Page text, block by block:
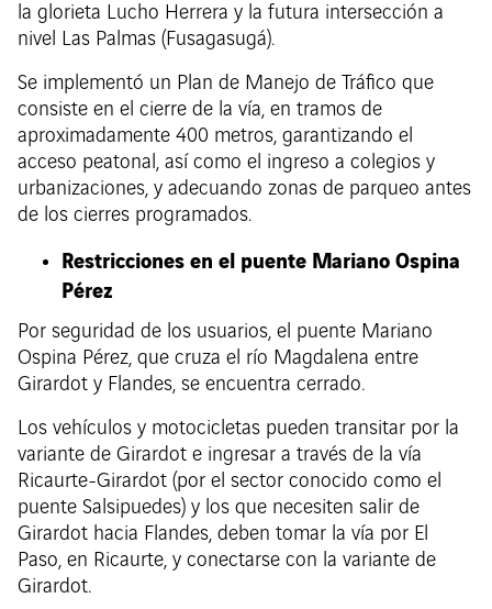
la glorieta Lucho Herrera y la futura intersección a
nivel Las Palmas (Fusagasugá).
Se implementó un Plan de Manejo de Tráfico que
consiste en el cierre de la vía, en tramos de
aproximadamente 400 metros, garantizando el
acceso peatonal, así como el ingreso a colegios y
urbanizaciones, y adecuando zonas de parqueo antes
de los cierres programados.
Restricciones en el puente Mariano Ospina
Pérez
Por seguridad de los usuarios, el puente Mariano
Ospina Pérez, que cruza el río Magdalena entre
Girardot y Flandes, se encuentra cerrado.
Los vehículos y motocicletas pueden transitar por la
variante de Girardot e ingresar a través de la vía
Ricaurte-Girardot (por el sector conocido como el
puente Salsipuedes) y los que necesiten salir de
Girardot hacia Flandes, deben tomar la vía por El
Paso, en Ricaurte, y conectarse con la variante de
Girardot.